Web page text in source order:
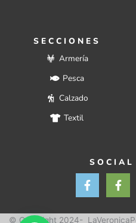
SECCIONES
Armería
Pesca
Calzado
Textil
F
a
c
e
F
a
c
e
© Copyright 2024-